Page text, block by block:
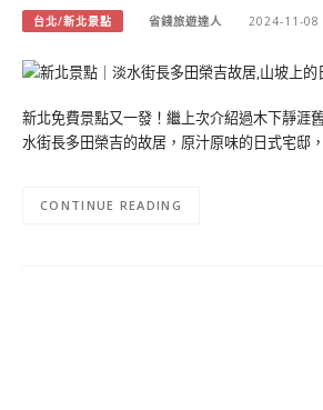
台北/新北景點 省錢旅遊達人 2024-11-08
新北免費景點又一發！繼上次介紹過木下靜涯
水街長多田榮吉的故居，原汁原味的日式宅邸
CONTINUE READING